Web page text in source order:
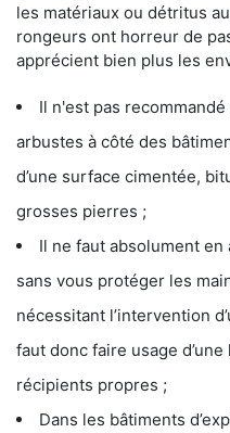
les matériaux ou détritus
rongeurs ont horreur de
apprécient bien plus les
Il n'est pas
arbustes à côté des
d’une surface cimentée,
grosses pierres ;
Il ne faut absolument
sans vous protéger les
nécessitant l’intervention
faut donc faire usage
récipients propres ;
Dans les bâtiments